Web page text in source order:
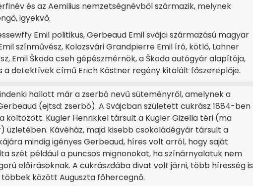
és az Aemilius nemzetségnévből származik, melynek
igyekvő.
Emil politikus, Gerbeaud Emil svájci származású magyar
színművész, Kolozsvári Grandpierre Emil író, kötlő, Lahner
Emil Škoda cseh gépészmérnök, a Škoda autógyár alapítója,
a detektívek című Erich Kästner regény kitalált főszereplője.
hallott már a zserbó nevű süteményről, amelynek a
(ejtsd: zserbó). A Svájcban született cukrász 1884-ben
költözött. Kugler Henrikkel társult a Kugler Gizella téri (ma
üzletében. Kávéház, majd kisebb csokoládégyár társult a
mindig igényes Gerbeaud, híres volt arról, hogy saját
szét például a puncsos mignonokat, ha színárnyalatuk nem
előírásoknak. A cukrászdába divat volt járni, több híresség is
között Auguszta főhercegnő.